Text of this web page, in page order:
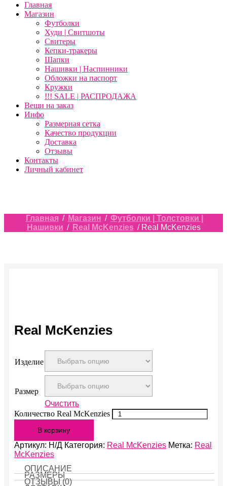
Главная
Магазин
Футболки
Худи | Свитшоты
Свитеры
Кепки-тракеры
Шапки
Нашивки | Наспинники
Обложки на паспорт
Кружки
!!! SALE | РАСПРОДАЖА
Вещи на заказ
Инфо
Размерная сетка
Качество продукции
Доставка
Отзывы
Контакты
Личный кабинет
Главная / Магазин / Футболки | Толстовки |
Нашивки / Real McKenzies / Real McKenzies
Real McKenzies
Изделие
Размер
Очистить
Количество Real McKenzies
В корзину
Артикул: Н/Д Категория: Real McKenzies Метка: Real
McKenzies
ОПИСАНИЕ
РАЗМЕРЫ
ОТЗЫВЫ (0)